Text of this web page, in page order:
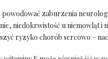
powodować zaburzenia
niedokrwistość u niemowląt i
ryzyko chorób sercowo –